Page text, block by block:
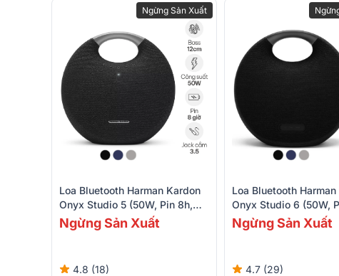
Ngừng Sản Xuất
Loa Bluetooth Harman Kardon
Onyx Studio 5 (50W, Pin 8h,
Bluetooth, AUX)
Ngừng Sản Xuất
4.8 (18)
Loa Bluetooth
Onyx Studio 6 (50W,
IPX7)
Ngừng Sản Xuất
4.7 (29)